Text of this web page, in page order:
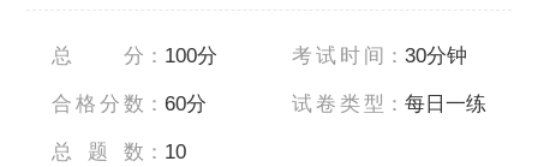
总分 ： 100分
合格分数 ：60分
总题数 ： 10
考试时间 ：30分钟
试卷类型 ：每日一练